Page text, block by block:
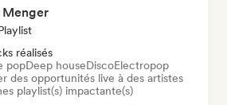
Menger
réalisés
popDeep houseDiscoElectropop
des opportunités live à des artistes
playlist(s) impactante(s)